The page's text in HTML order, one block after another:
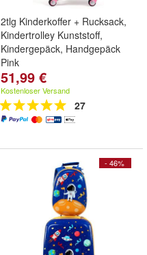
2tlg Kinderkoffer + Rucksack,
Kindertrolley Kunststoff,
Kindergepäck, Handgepäck
Pink
51,99 €
Kostenloser Versand
27
- 46%